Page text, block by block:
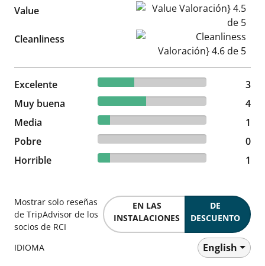
Value Value Valoración} 4.5 de 5
Cleanliness Cleanliness Valoración} 4.6
Excelente 33.33% reviewed Excelente
3 reviews
3
Muy buena
44.44% reviewed Muy buena
4 reviews
4
Media
11.11% reviewed Media
1 reviews
1
Pobre
0 reviews
0
Horrible
11.11% reviewed Horrible
1 reviews 1
Mostrar solo reseñas
de TripAdvisor de los
socios de RCI
EN LAS
INSTALACIONES
DE
DESCUENTO
IDIOMA English